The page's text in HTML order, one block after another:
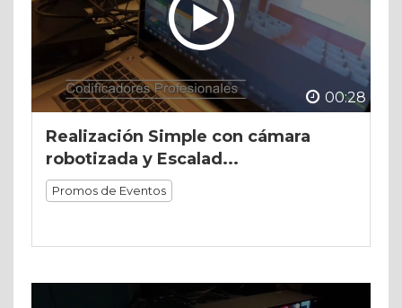
00:28
Realización Simple con cámara
robotizada y Escalad...
Promos de Eventos